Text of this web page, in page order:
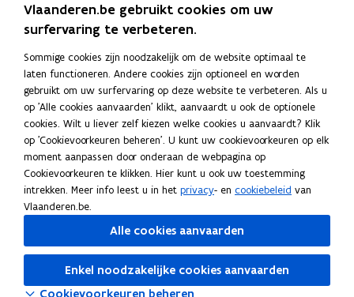
Uiteraard zijn er in de Vlaamse Rand nog veel meer
organisaties actief. Op deze website vind je een
onze belangrijkste partners.
Deel deze pagina
L
i
n
k
e
d
n
p
K
o
p
i
e
e
l
i
n
Neem contact met ons op
Heb je een vraag of opmerking?
Laat het ons weten
Vlaanderen.be gebruikt cookies om uw
surfervaring te verbeteren.
Sommige cookies zijn noodzakelijk om de website optimaal te
laten functioneren. Andere cookies zijn optioneel en worden
gebruikt om uw surfervaring op deze website te verbeteren. Als u
op 'Alle cookies aanvaarden' klikt, aanvaardt u ook de optionele
cookies. Wilt u liever zelf kiezen welke cookies u aanvaardt? Klik
op 'Cookievoorkeuren beheren'. U kunt uw cookievoorkeuren op elk
moment aanpassen door onderaan de webpagina op
Cookievoorkeuren te klikken. Hier kunt u ook uw toestemming
intrekken. Meer info leest u in het privacy- en cookiebeleid van
Vlaanderen.be.
Alle cookies aanvaarden
Enkel noodzakelijke cookies aanvaarden
Cookievoorkeuren beheren